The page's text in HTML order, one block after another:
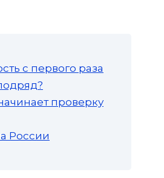
с первого раза
проверку
России